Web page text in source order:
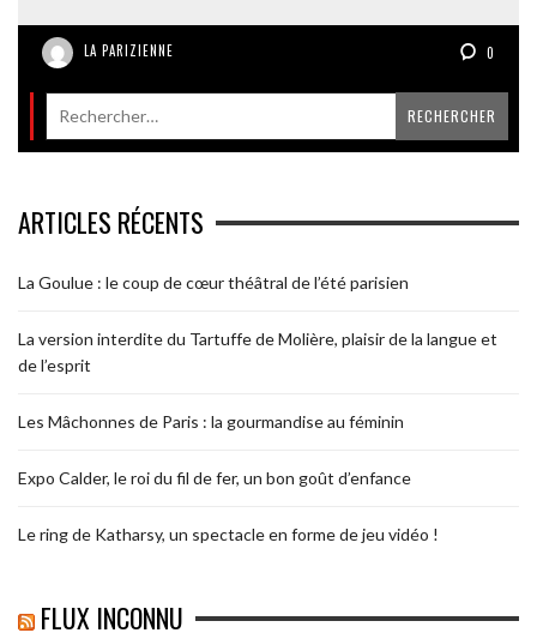
LA PARIZIENNE 0
ARTICLES RÉCENTS
La Goulue : le coup de cœur théâtral de l’été parisien
La version interdite du Tartuffe de Molière, plaisir de la langue et
de l’esprit
Les Mâchonnes de Paris : la gourmandise au féminin
Expo Calder, le roi du fil de fer, un bon goût d’enfance
Le ring de Katharsy, un spectacle en forme de jeu vidéo !
FLUX INCONNU